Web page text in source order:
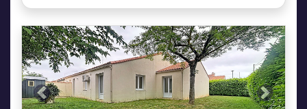
Previous Next